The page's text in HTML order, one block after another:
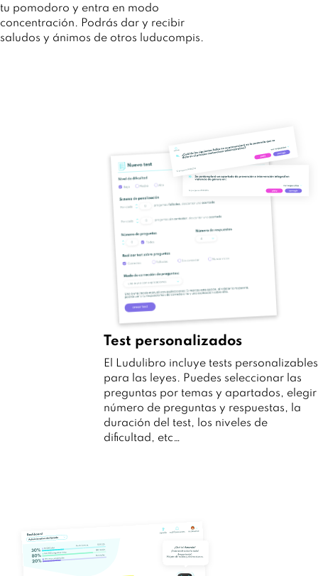
tu pomodoro y entra en modo
concentración. Podrás dar y recibir
saludos y ánimos de otros luducompis.
Test personalizados
El Ludulibro incluye tests personalizables
para las leyes. Puedes seleccionar las
preguntas por temas y apartados, elegir
número de preguntas y respuestas, la
duración del test, los niveles de
dificultad, etc…